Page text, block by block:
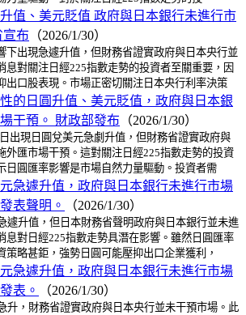
值、美元貶值 政府與日本銀行未進行市
宣布 （2026/1/30）
下出現急遽升值，但財務省證實政府與日本央行並
息對關注日經225指數走勢的投資者至關重要，因
出口股表現。市場正密切關注日本央行利率決策
的日圓升值、美元貶值，政府與日本銀
干預。 財政部發布 （2026/1/30）
日出現日圓兌美元急劇升值，但財務省證實政府與
外匯市場干預。這對關注日經225指數走勢的投資
日圓匯率影響是市場自然力量驅動。投資者需
急遽升值，政府與日本銀行未進行市場
表聲明。
（2026/1/30）
遽升值，但日本財務省聲明政府與日本銀行並未進
息對日經225指數走勢具潛在影響。雖然日圓匯率
策略甚鉅，強勢日圓可能壓抑出口企業獲利，
急遽升值，政府與日本銀行未進行市場
表。
（2026/1/30）
升，財務省證實政府與日本央行並未干預市場。此